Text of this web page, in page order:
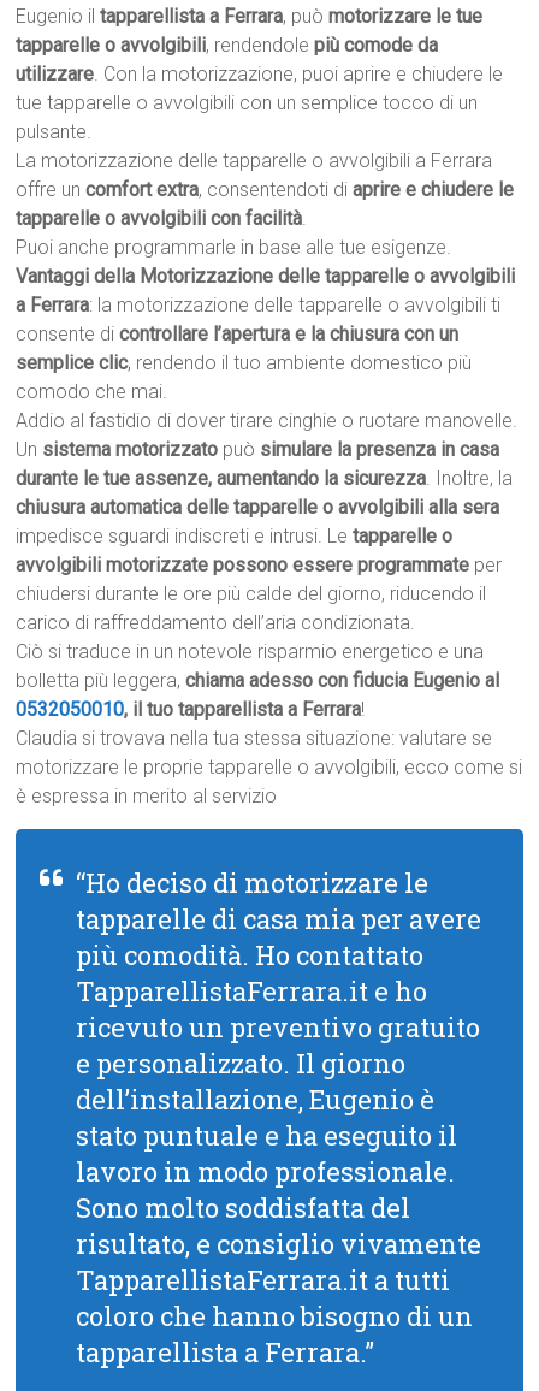
Eugenio iltapparellista a Ferrara, puòmotorizzare le tue
tapparelle o avvolgibili, rendendolepiù comode da
utilizzare. Con la motorizzazione, puoi aprire e chiudere le
tue tapparelle o avvolgibili con un semplice tocco di un
pulsante.
La motorizzazione delle tapparelle o avvolgibili a Ferrara
offre uncomfort extra, consentendoti diaprire e chiudere le
tapparelle o avvolgibili con facilità.
Puoi anche programmarle in base alle tue esigenze.
Vantaggi della Motorizzazione delle tapparelle o avvolgibili
a Ferrara: la motorizzazione delle tapparelle o avvolgibili ti
consente dicontrollare l’apertura e la chiusura con un
semplice clic, rendendo il tuo ambiente domestico più
comodo che mai.
Addio al fastidio di dover tirare cinghie o ruotare manovelle.
Un sistema motorizzato può simulare la presenza in casa
durante le tue assenze, aumentando la sicurezza. Inoltre, la
chiusura automatica delle tapparelle o avvolgibili alla sera
impedisce sguardi indiscreti e intrusi. Letapparelle o
avvolgibili motorizzate possono essere programmate per
chiudersi durante le ore più calde del giorno, riducendo il
carico di raffreddamento dell’aria condizionata.
Ciò si traduce in un notevole risparmio energetico e una
bolletta più leggera,chiama adesso con fiducia Eugenio al
0532050010, il tuo tapparellista a Ferrara!
Claudia si trovava nella tua stessa situazione: valutare se
motorizzare le proprie tapparelle o avvolgibili, ecco come si
è espressa in merito al servizio
“Ho deciso di motorizzare le
tapparelle di casa mia per avere
più comodità. Ho contattato
TapparellistaFerrara.it e ho
ricevuto un preventivo gratuito
e personalizzato. Il giorno
dell’installazione, Eugenio è
stato puntuale e ha eseguito il
lavoro in modo professionale.
Sono molto soddisfatta del
risultato, e consiglio vivamente
TapparellistaFerrara.it a tutti
coloro che hanno bisogno di un
tapparellista a Ferrara.”